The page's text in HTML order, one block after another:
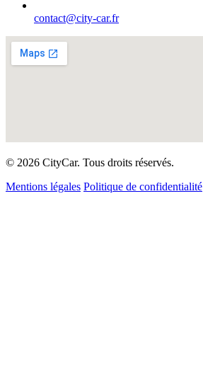
contact@city-car.fr
© 2026 CityCar. Tous droits réservés.
Mentions légales Politique de confidentialité